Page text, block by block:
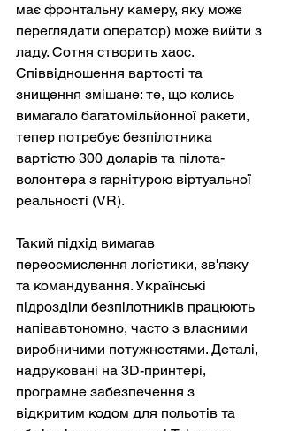
має фронтальну камеру, яку може
переглядати оператор) може вийти з
ладу. Сотня створить хаос.
Співвідношення вартості та
знищення змішане: те, що колись
вимагало багатомільйонної ракети,
тепер потребує безпілотника
вартістю 300 доларів та пілота-
волонтера з гарнітурою віртуальної
реальності (VR).
Такий підхід вимагав
переосмислення логістики, зв'язку
та командування. Українські
підрозділи безпілотників працюють
напівавтономно, часто з власними
виробничими потужностями. Деталі,
надруковані на 3D-принтері,
програмне забезпечення з
відкритим кодом для польотів та